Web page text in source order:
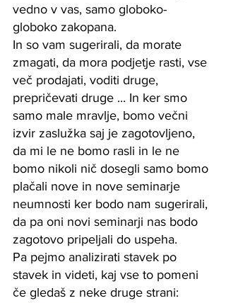
vedno v vas, samo globoko-
globoko zakopana.
In so vam sugerirali, da morate
zmagati, da mora podjetje rasti, vse
več prodajati, voditi druge,
prepričevati druge ... In ker smo
samo male mravlje, bomo večni
izvir zaslužka saj je zagotovljeno,
da mi le ne bomo rasli in le ne
bomo nikoli nič dosegli samo bomo
plačali nove in nove seminarje
neumnosti ker bodo nam sugerirali,
da pa oni novi seminarji nas bodo
zagotovo pripeljali do uspeha.
Pa pejmo analizirati stavek po
stavek in videti, kaj vse to pomeni
če gledaš z neke druge strani: